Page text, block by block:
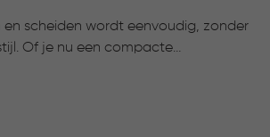
scheiden wordt eenvoudig, zonder
Of je nu een compacte
keuken of een slimme manier om